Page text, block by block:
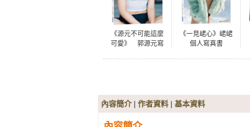
《源元不可能這麼
可愛》 郭源元寫
《一見峮心》峮峮
個人寫真書
內容簡介| 作者資料 | 基本資料